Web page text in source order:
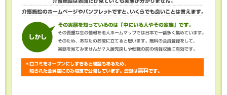
内容の訂正・追加または削除、利用の停
止・消去および第三者への提供の停止
（「開示等」といいます。）を受け付け
ております。開示等の求めは、以下の
「個人情報苦情及び相談窓口」で受け付
けます。